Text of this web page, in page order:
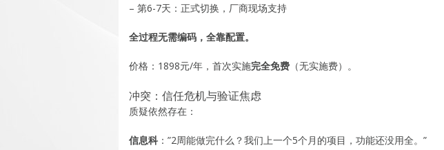
– 第6-7天：正式切换，厂商现场支持
全过程无需编码，全靠配置。
价格：1898元/年，首次实施完全免费 （无实施费）。
冲突：信任危机与验证焦虑
质疑依然存在：
信息科 ：”2周能做完什么？我们上一个5个月的项目，功能还没用全。”